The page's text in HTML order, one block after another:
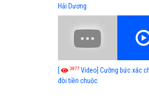
Hải Dương
[ 3877 Video] Cưỡng bức xác
đòi tiền chuộc